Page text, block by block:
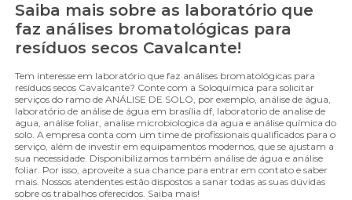
Saiba mais sobre as laboratório que
faz análises bromatológicas para
resíduos secos Cavalcante!
Tem interesse em laboratório que faz análises bromatológicas para
resíduos secos Cavalcante? Conte com a Soloquímica para solicitar
serviços do ramo de ANÁLISE DE SOLO, por exemplo, análise de água,
laboratório de análise de água em brasília df, laboratorio de analise de
agua, análise foliar, analise microbiologica da agua e análise química do
solo. A empresa conta com um time de profissionais qualificados para o
serviço, além de investir em equipamentos modernos, que se ajustam a
sua necessidade. Disponibilizamos também análise de água e análise
foliar. Por isso, aproveite a sua chance para entrar em contato e saber
mais. Nossos atendentes estão dispostos a sanar todas as suas dúvidas
sobre os trabalhos oferecidos. Saiba mais!